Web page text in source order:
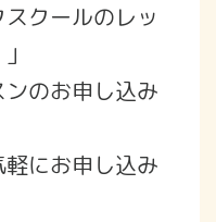
スクールのレッ
のお申し込み
にお申し込み